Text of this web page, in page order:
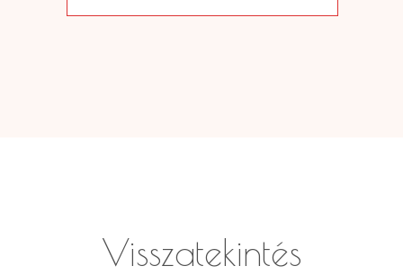
Visszatekintés